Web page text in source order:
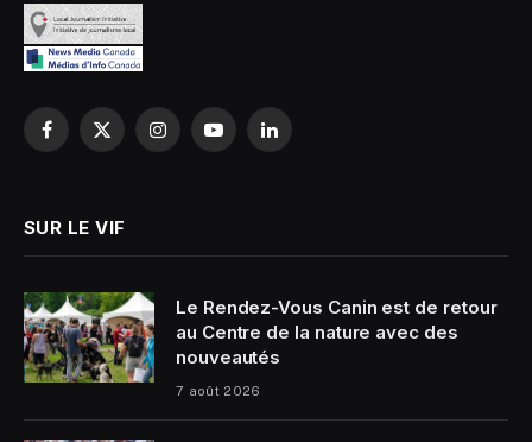
Facebook
X
InstagramYouTubeLinkedIn
SUR LE VIF
Le Rendez-Vous Canin est de retour
au Centre de la nature avec des
nouveautés
7 août 2026